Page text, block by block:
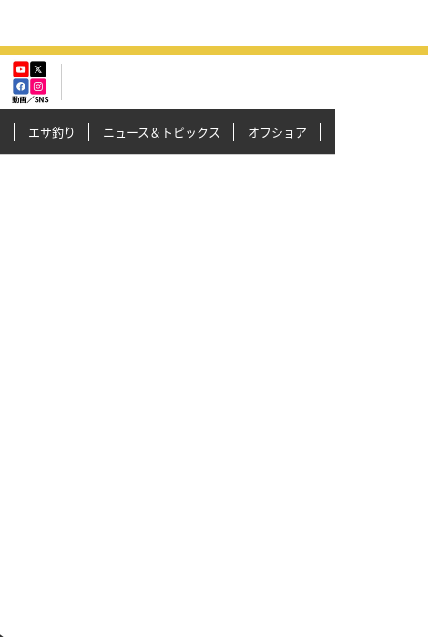
エサ釣り ニュース＆トピックス オフショア